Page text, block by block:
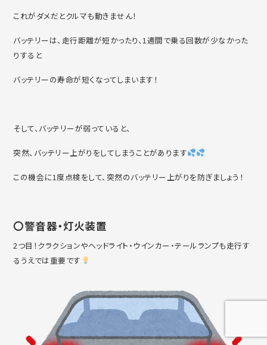
これがダメだとクルマも動きません！
バッテリーは、走行距離が短かったり、1週間で乗る回数が少なかった
りすると
バッテリーの寿命が短くなってしまいます！
そして、バッテリーが弱っていると、
突然、バッテリー上がりをしてしまうことがあります
この機会に1度点検をして、突然のバッテリー上がりを防ぎましょう！
〇警音器・灯火装置
2つ目！クラクションやヘッドライト・ウインカー・テールランプも走行す
るうえでは重要です